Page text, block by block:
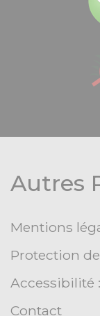
Autres
Mentions
Protection
Accessibilité
Contact